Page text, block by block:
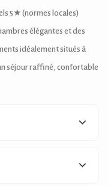
5★ (normes locales)
élégantes et des
idéalement situés à
séjour raffiné, confortable